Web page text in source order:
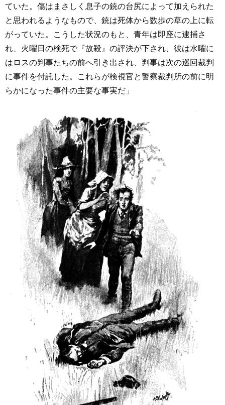
ていた。傷はまさしく息子の銃の台尻によって加えられた
と思われるようなもので、銃は死体から数歩の草の上に転
がっていた。こうした状況のもと、青年は即座に逮捕さ
れ、火曜日の検死で『故殺』の評決が下され、彼は水曜に
はロスの判事たちの前へ引き出され、判事は次の巡回裁判
に事件を付託した。これらが検視官と警察裁判所の前に明
らかになった事件の主要な事実だ」